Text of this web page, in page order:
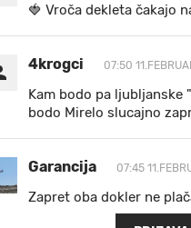
🍓 V r o č a d e k l e t a ča k a
4krogci 07:50
Kam bodo pa
bodo Mirelo slucajno
Garancija 07:45
Zapret oba dokler ne